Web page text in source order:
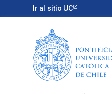
Ir al sitio UC